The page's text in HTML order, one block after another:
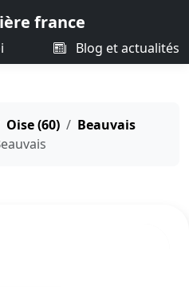
france
Blog et actualités
Oise (60)
Beauvais